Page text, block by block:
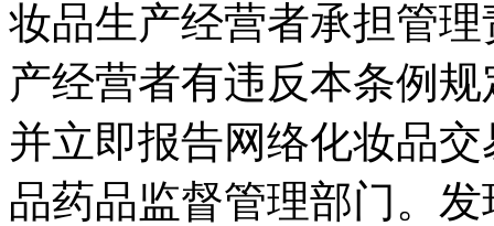
妆品生产经营者承担管
产经营者有违反本条例
并立即报告网络化妆品
品药品监督管理部门。